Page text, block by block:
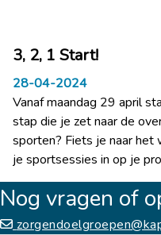
3, 2, 1 Start!
28-04-2024
Vanaf maandag 29 april
stap die je zet naar de overwinning! Ga je
sporten? Fiets je naar het
je sportsessies in op je
1500 stappen
Nog vragen of